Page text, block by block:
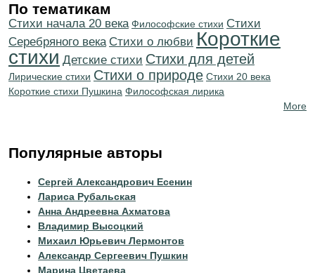
По тематикам
Cтихи начала 20 века Философские стихи Cтихи
Серебряного века Стихи о любви Короткие
стихи Детские стихи Стихи для детей
Лирические стихи Стихи о природе Стихи 20 века
Короткие стихи Пушкина Философская лирика
More
Популярные авторы
Сергей Александрович Есенин
Лариса Рубальская
Анна Андреевна Ахматова
Владимир Высоцкий
Михаил Юрьевич Лермонтов
Александр Сергеевич Пушкин
Марина Цветаева